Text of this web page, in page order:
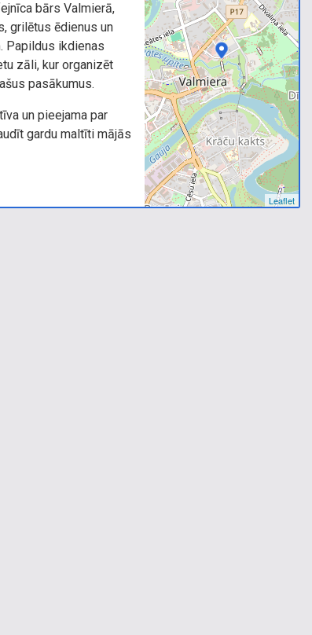
bārs Valmierā,
grilētus ēdienus un
Papildus ikdienas
zāli, kur organizēt
pasākumus.
un pieejama par
gardu maltīti mājās
Leaflet